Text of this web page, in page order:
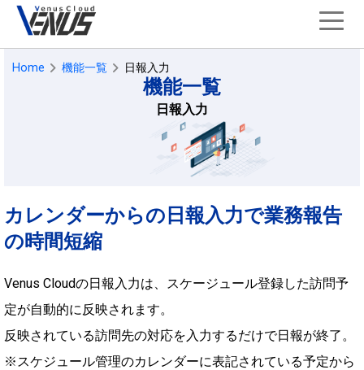
Home 機能一覧 日報入力
機能一覧
日報入力
カレンダーからの日報入力で業務報告
の時間短縮
Venus Cloudの日報入力は、スケージュール登録した訪問予
定が自動的に反映されます。
反映されている訪問先の対応を入力するだけで日報が終了。
※スケジュール管理のカレンダーに表記されている予定から